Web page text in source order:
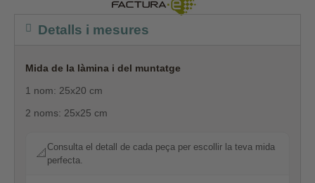
Detalls i mesures
Mida de la làmina i del muntatge
1 nom: 25x20 cm
2 noms: 25x25 cm
📐
Consulta el detall de cada peça per escollir la teva mida
perfecta.